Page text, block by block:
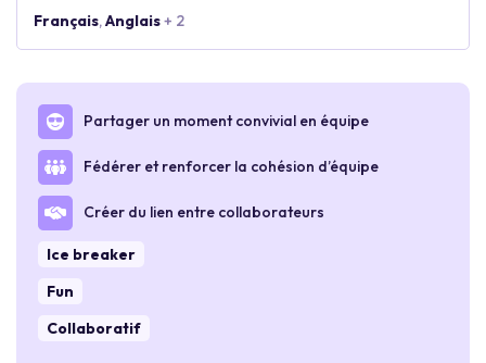
Français,Anglais+ 2
Partager un moment convivial en équipe
Fédérer et renforcer la cohésion d’équipe
Créer du lien entre collaborateurs
Ice breaker
Fun
Collaboratif